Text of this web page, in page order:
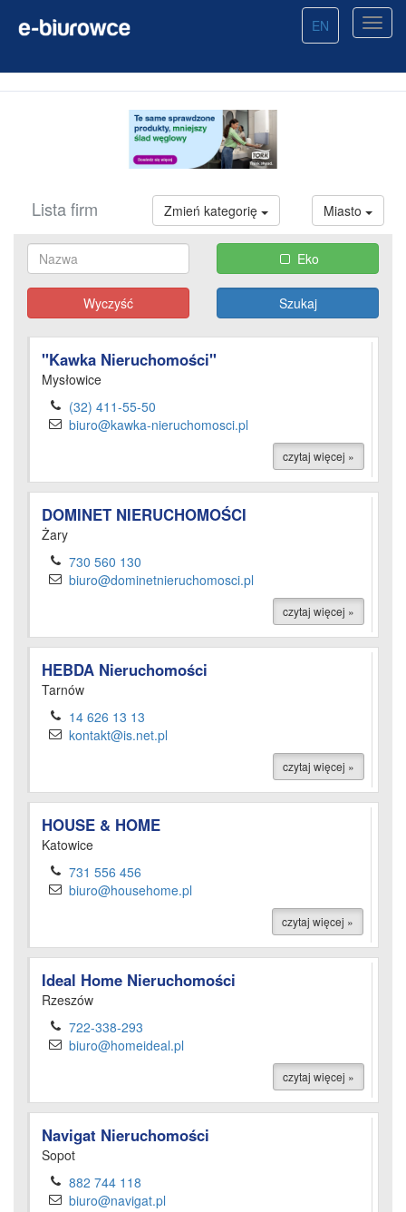
EN
Lista firm Zmień kategorię Miasto
Eko
Wyczyść
"Kawka Nieruchomości"
Mysłowice
(32) 411-55-50
biuro@kawka-nieruchomosci.pl
czytaj więcej »
DOMINET NIERUCHOMOŚCI
Żary
730 560 130
biuro@dominetnieruchomosci.pl
czytaj więcej »
HEBDA Nieruchomości
Tarnów
14 626 13 13
kontakt@is.net.pl
czytaj więcej »
HOUSE & HOME
Katowice
731 556 456
biuro@househome.pl
czytaj więcej »
Ideal Home Nieruchomości
Rzeszów
722-338-293
biuro@homeideal.pl
czytaj więcej »
Navigat Nieruchomości
Sopot
882 744 118
biuro@navigat.pl